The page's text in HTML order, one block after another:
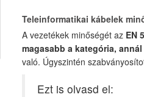
Teleinformatikai kábelek
A vezetékek minőségét az EN
magasabb a kategória,
való. Úgyszintén
Ezt is olvasd el: